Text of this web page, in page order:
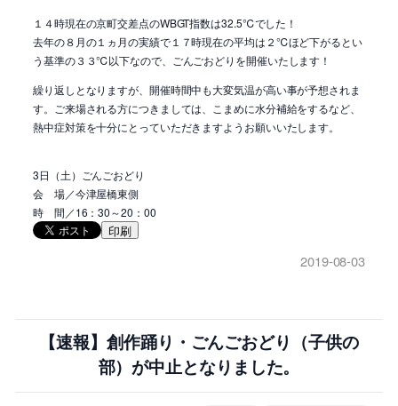
１４時現在の京町交差点のWBGT指数は32.5℃でした！
去年の８月の１ヵ月の実績で１７時現在の平均は２℃ほど下がるとい
う基準の３３℃以下なので、ごんごおどりを開催いたします！
繰り返しとなりますが、開催時間中も大変気温が高い事が予想されま
す。ご来場される方につきましては、こまめに水分補給をするなど、
熱中症対策を十分にとっていただきますようお願いいたします。
3日（土）ごんごおどり
会 場／今津屋橋東側
時 間／16：30～20：00
印刷
2019-08-03
【速報】創作踊り・ごんごおどり（子供の
部）が中止となりました。